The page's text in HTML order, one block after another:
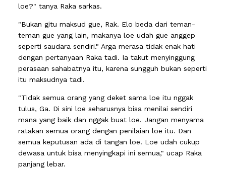
loe?" tanya Raka sarkas.
"Bukan gitu maksud gue, Rak. Elo beda dari teman-
teman gue yang lain, makanya loe udah gue anggep
seperti saudara sendiri." Arga merasa tidak enak hati
dengan pertanyaan Raka tadi. Ia takut menyinggung
perasaan sahabatnya itu, karena sungguh bukan seperti
itu maksudnya tadi.
"Tidak semua orang yang deket sama loe itu nggak
tulus, Ga. Di sini loe seharusnya bisa menilai sendiri
mana yang baik dan nggak buat loe. Jangan menyama
ratakan semua orang dengan penilaian loe itu. Dan
semua keputusan ada di tangan loe. Loe udah cukup
dewasa untuk bisa menyingkapi ini semua," ucap Raka
panjang lebar.